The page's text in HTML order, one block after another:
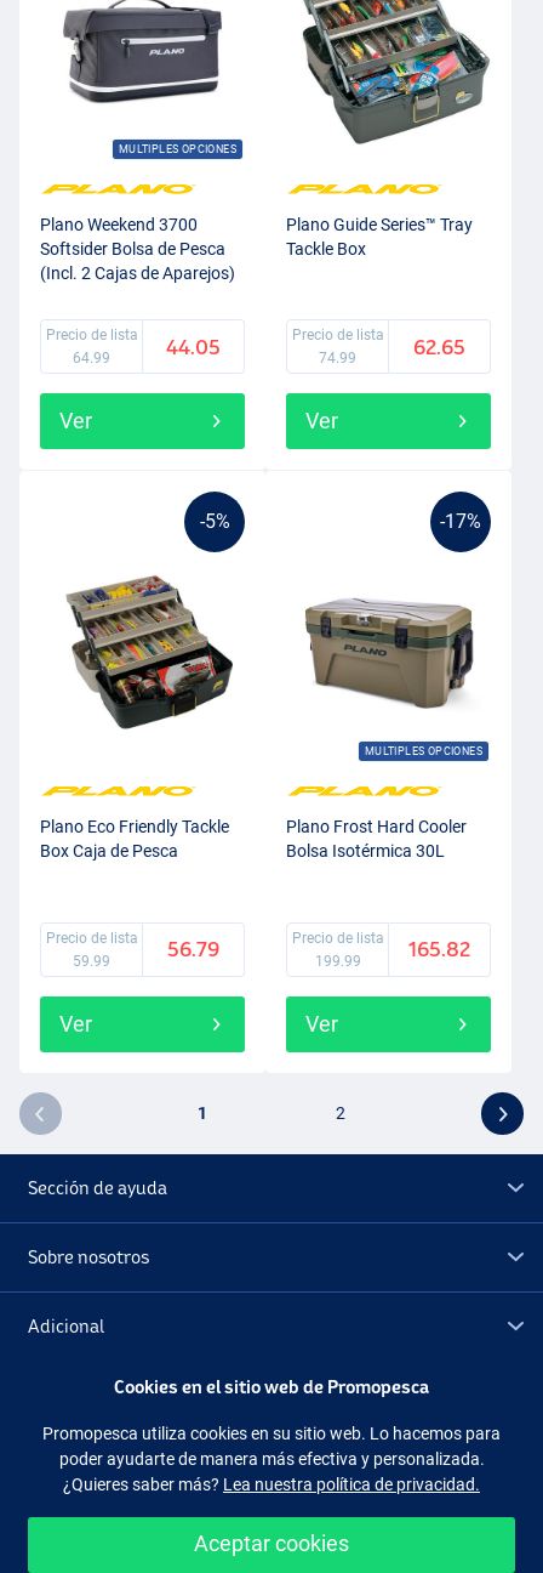
MULTIPLES OPCIONES
Plano Weekend 3700
Softsider Bolsa de Pesca
(Incl. 2 Cajas de Aparejos)
Precio de lista
64.99
44.05
Ver
Plano Guide Series™ Tray
Tackle Box
Precio de lista
74.99
62.65
Ver
-5%
Plano Eco Friendly Tackle
Box Caja de Pesca
Precio de lista
59.99
56.79
Ver
-17%
MULTIPLES OPCIONES
Plano Frost Hard Cooler
Bolsa Isotérmica 30L
Precio de lista
199.99
165.82
Ver
1 2
Sección de ayuda
Sobre nosotros
Adicional
Síguenos Facebook Instagram
Cookies en el sitio web de Promopesca
Promopesca utiliza cookies en su sitio web. Lo hacemos para
poder ayudarte de manera más efectiva y personalizada.
¿Quieres saber más? Lea nuestra política de privacidad.
Aceptar cookies